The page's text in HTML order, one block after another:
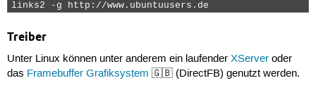
links2 -g http://www.ubuntuusers.de
Treiber
Unter Linux können unter anderem ein laufender XServeroder
das Framebuffer Grafiksystem 🇬🇧 (DirectFB) genutzt werden.